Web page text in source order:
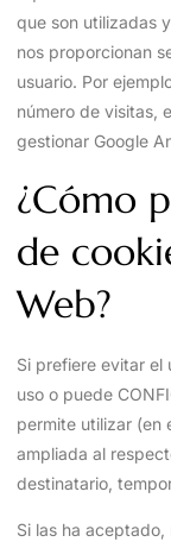
que son utilizadas
nos proporcionan
usuario. Por
número de visitas,
gestionar Google
¿Cómo
de
Web?
Si prefiere evitar el
uso o puede
permite utilizar (en
ampliada al
destinatario,
Si las ha